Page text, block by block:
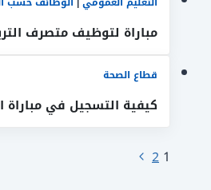
مباراة لتوظيف متصرف التربية
قطاع الصحة
كيفية التسجيل في مباراة الطب و الصيدلة
تنقل
1
2 الصفحة